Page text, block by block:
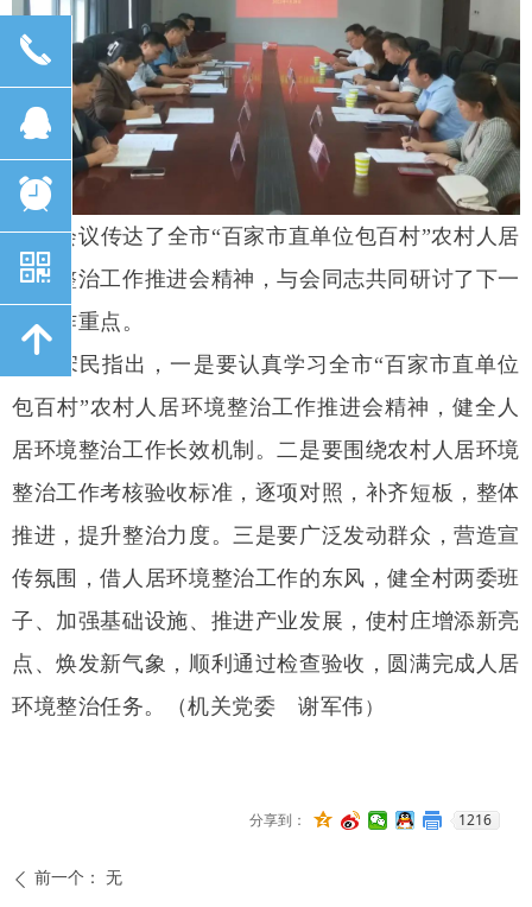
会议传达了全市“百家市直单位包百村”农村人居
环境整治工作推进会精神，与会同志共同研讨了下一
步工作重点。
宋民指出，一是要认真学习全市“百家市直单位
包百村”农村人居环境整治工作推进会精神，健全人
居环境整治工作长效机制。二是要围绕农村人居环境
整治工作考核验收标准，逐项对照，补齐短板，整体
推进，提升整治力度。三是要广泛发动群众，营造宣
传氛围，借人居环境整治工作的东风，健全村两委班
子、加强基础设施、推进产业发展，使村庄增添新亮
点、焕发新气象，顺利通过检查验收，圆满完成人居
环境整治任务。（机关党委 谢军伟 ）
ꄴ 前一个： 无
分享到： 1216
끅
뀩
뀥
낃
녕